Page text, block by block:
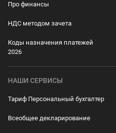
Про финансы
НДС методом зачета
Коды назначения платежей
2026
НАШИ СЕРВИСЫ
Тариф Персональный бухгалтер
Всеобщее декларирование